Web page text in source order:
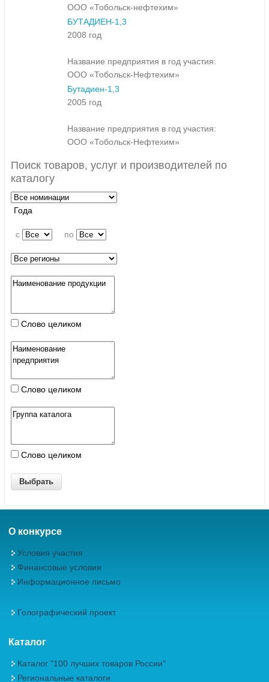
ООО «Тобольск-нефтехим»
БУТАДИЕН-1,3
2008 год
Название предприятия в год участия:
ООО «Тобольск-Нефтехим»
Бутадиен-1,3
2005 год
Название предприятия в год участия:
ООО «Тобольск-Нефтехим»
Поиск товаров, услуг и производителей по
каталогу
Года
c по
Слово целиком
Слово целиком
Слово целиком
О конкурсе
Условия участия
Финансовые условия
Информационное письмо
Голографический проект
Каталог
Каталог "100 лучших товаров России"
Региональные каталоги